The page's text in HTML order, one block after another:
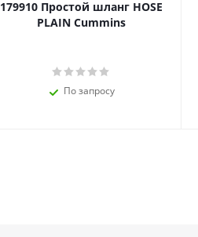
179910 Простой шланг HOSE
PLAIN Cummins
По запросу